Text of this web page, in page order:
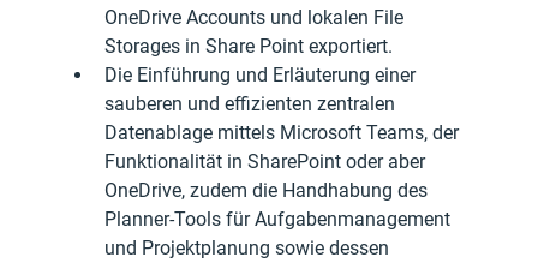
OneDrive Accounts und lokalen File
Storages in Share Point exportiert.
Die Einführung und Erläuterung einer
sauberen und effizienten zentralen
Datenablage mittels Microsoft Teams, der
Funktionalität in SharePoint oder aber
OneDrive, zudem die Handhabung des
Planner-Tools für Aufgabenmanagement
und Projektplanung sowie dessen